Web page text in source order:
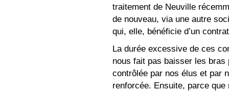
traitement de Neuville
de nouveau, via une autre
qui, elle, bénéficie d’un
La durée excessive de ces
nous fait pas baisser les bras
contrôlée par nos élus et par
renforcée. Ensuite, parce